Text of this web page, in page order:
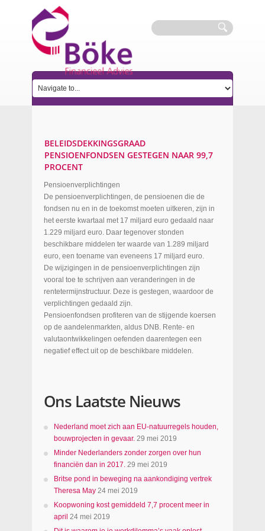
BELEIDSDEKKINGSGRAAD
PENSIOENFONDSEN GESTEGEN NAAR 99,7
PROCENT
Pensioenverplichtingen
De pensioenverplichtingen, de pensioenen die de
fondsen nu en in de toekomst moeten uitkeren, zijn in
het eerste kwartaal met 17 miljard euro gedaald naar
1.229 miljard euro. Daar tegenover stonden
beschikbare middelen ter waarde van 1.289 miljard
euro, een toename van eveneens 17 miljard euro.
De wijzigingen in de pensioenverplichtingen zijn
vooral toe te schrijven aan veranderingen in de
rentetermijnstructuur. Deze is gestegen, waardoor de
verplichtingen gedaald zijn.
Pensioenfondsen profiteren van de stijgende koersen
op de aandelenmarkten, aldus DNB. Rente- en
valutaontwikkelingen oefenden daarentegen een
negatief effect uit op de beschikbare middelen.
Ons Laatste Nieuws
Nederland moet zich aan EU-natuurregels houden,
bouwprojecten in gevaar. 29 mei 2019
Minder Nederlanders zonder zorgen over hun
financiën dan in 2017. 29 mei 2019
Britse pond in beweging na aankondiging vertrek
Theresa May 24 mei 2019
Koopwoning kost gemiddeld 7,7 procent meer in
april 24 mei 2019